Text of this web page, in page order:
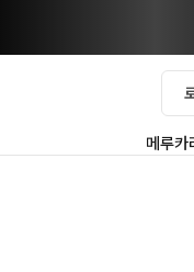
메루카